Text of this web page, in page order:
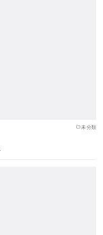
未分類